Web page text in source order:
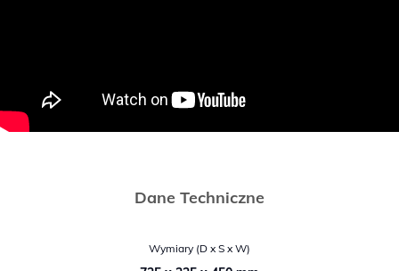
Dane Techniczne
Wymiary (D x S x W)